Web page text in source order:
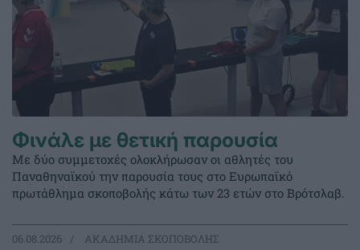
Φινάλε με θετική παρουσία
Με δύο συμμετοχές ολοκλήρωσαν οι αθλητές του
Παναθηναϊκού την παρουσία τους στο Ευρωπαϊκό
πρωτάθλημα σκοποβολής κάτω των 23 ετών στο Βρότσλαβ.
06.08.2026 ΑΚΑΔΗΜΙΑ ΣΚΟΠΟΒΟΛΗΣ